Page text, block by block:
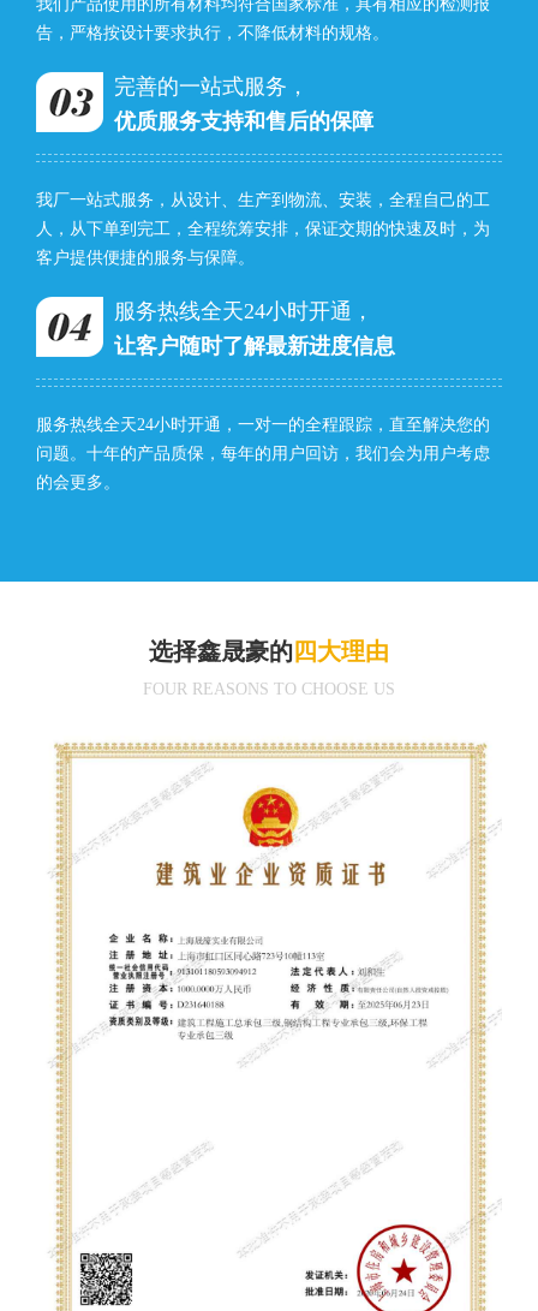
我们产品使用的所有材料均符合国家标准，具有相应的检测报
告，严格按设计要求执行，不降低材料的规格。
完善的一站式服务，
优质服务支持和售后的保障
我厂一站式服务，从设计、生产到物流、安装，全程自己的工
人，从下单到完工，全程统筹安排，保证交期的快速及时，为
客户提供便捷的服务与保障。
服务热线全天24小时开通，
让客户随时了解最新进度信息
服务热线全天24小时开通，一对一的全程跟踪，直至解决您的
问题。十年的产品质保，每年的用户回访，我们会为用户考虑
的会更多。
选择鑫晟豪的 四大理由
FOUR REASONS TO CHOOSE US